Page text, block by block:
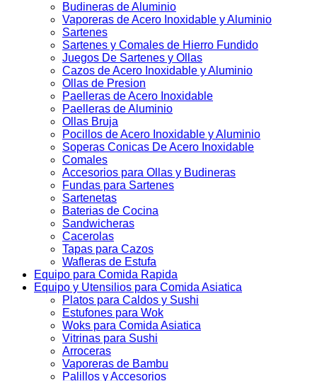
Budineras de Aluminio
Vaporeras de Acero Inoxidable y Aluminio
Sartenes
Sartenes y Comales de Hierro Fundido
Juegos De Sartenes y Ollas
Cazos de Acero Inoxidable y Aluminio
Ollas de Presion
Paelleras de Acero Inoxidable
Paelleras de Aluminio
Ollas Bruja
Pocillos de Acero Inoxidable y Aluminio
Soperas Conicas De Acero Inoxidable
Comales
Accesorios para Ollas y Budineras
Fundas para Sartenes
Sartenetas
Baterias de Cocina
Sandwicheras
Cacerolas
Tapas para Cazos
Wafleras de Estufa
Equipo para Comida Rapida
Equipo y Utensilios para Comida Asiatica
Platos para Caldos y Sushi
Estufones para Wok
Woks para Comida Asiatica
Vitrinas para Sushi
Arroceras
Vaporeras de Bambu
Palillos y Accesorios